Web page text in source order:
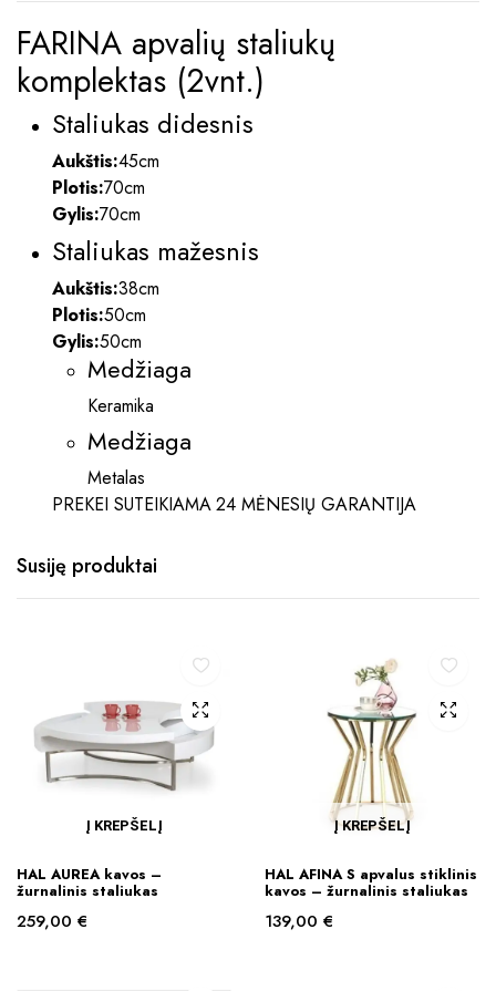
FARINA apvalių staliukų
komplektas (2vnt.)
Staliukas didesnis
Aukštis:45cm
Plotis:70cm
Gylis:70cm
Staliukas mažesnis
Aukštis:38cm
Plotis:50cm
Gylis:50cm
Medžiaga
Keramika
Medžiaga
Metalas
PREKEI SUTEIKIAMA 24 MĖNESIŲ GARANTIJA
Susiję produktai
Į KREPŠELĮ
HAL AUREA kavos –
žurnalinis staliukas
259,00 €
Į KREPŠELĮ
HAL AFINA S apvalus stiklinis
kavos – žurnalinis staliukas
139,00 €